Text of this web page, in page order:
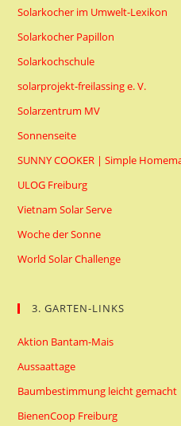
Solarkocher im Umwelt-Lexikon
Solarkocher Papillon
Solarkochschule
solarprojekt-freilassing e. V.
Solarzentrum MV
Sonnenseite
SUNNY COOKER | Simple
ULOG Freiburg
Vietnam Solar Serve
Woche der Sonne
World Solar Challenge
3. GARTEN-LINKS
Aktion Bantam-Mais
Aussaattage
Baumbestimmung leicht gemacht
BienenCoop Freiburg